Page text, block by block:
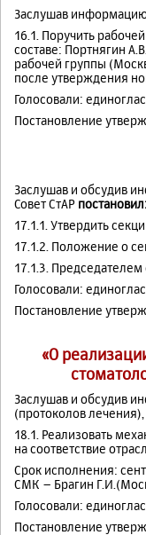
Заслушав информацию
16.1. Поручить
составе: Портнягин
рабочей группы
после утверждения
Голосовали:
Постановление
Заслушав и обсудив
Совет СтАР
17.1.1. Утвердить
17.1.2. Положение о
17.1.3. Председателем
Голосовали:
Постановление
«О
Заслушав и обсудив
(протоколов лечения),
18.1. Реализовать
на соответствие
Срок исполнения:
СМК – Брагин
Голосовали:
Постановление